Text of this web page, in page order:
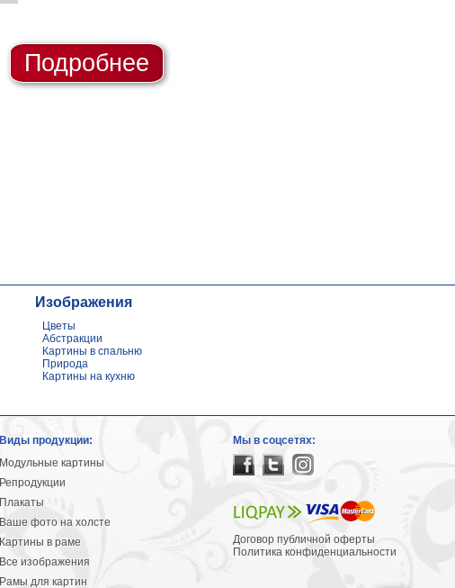
Подробнее
Изображения
Цветы
Абстракции
Картины в спальню
Природа
Картины на кухню
Виды продукции:
Модульные картины
Репродукции
Плакаты
Ваше фото на холсте
Картины в раме
Все изображения
Рамы для картин
Мы в соцсетях:
Договор публичной оферты
Политика конфиденциальности